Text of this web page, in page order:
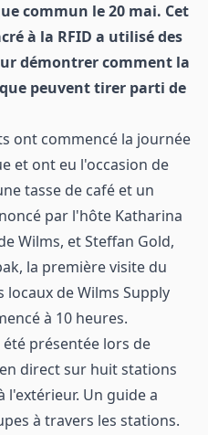
commun le 20 mai. Cet
à la RFID a utilisé des
démontrer comment la
peuvent tirer parti de
ont commencé la journée
et ont eu l'occasion de
tasse de café et un
par l'hôte Katharina
Wilms, et Steffan Gold,
la première visite du
locaux de Wilms Supply
à 10 heures.
été présentée lors de
direct sur huit stations
Un guide a
à travers les stations.